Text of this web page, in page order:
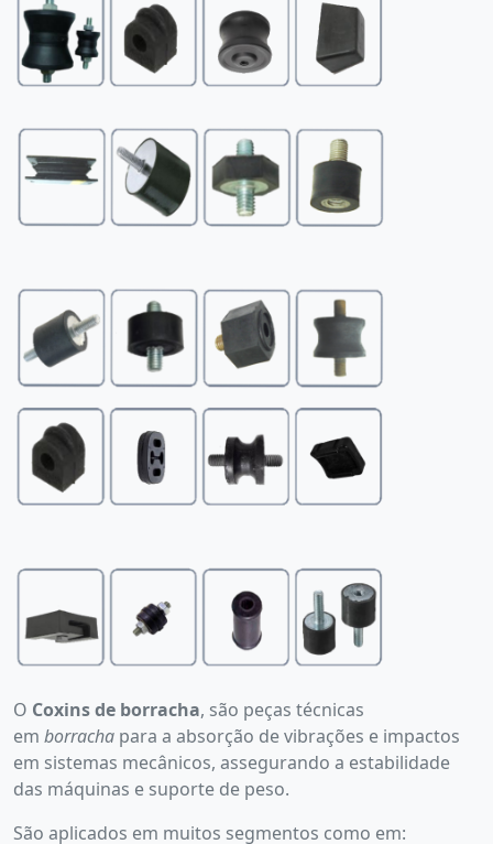
O Coxins de borracha, são peças técnicas
em borracha para a absorção de vibrações e impactos
em sistemas mecânicos, assegurando a estabilidade
das máquinas e suporte de peso.
São aplicados em muitos segmentos como em: